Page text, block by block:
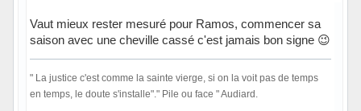
Vaut mieux rester mesuré pour Ramos, commencer sa
saison avec une cheville cassé c'est jamais bon signe 😉
" La justice c'est comme la sainte vierge, si on la voit pas de temps
en temps, le doute s'installe"." Pile ou face " Audiard.